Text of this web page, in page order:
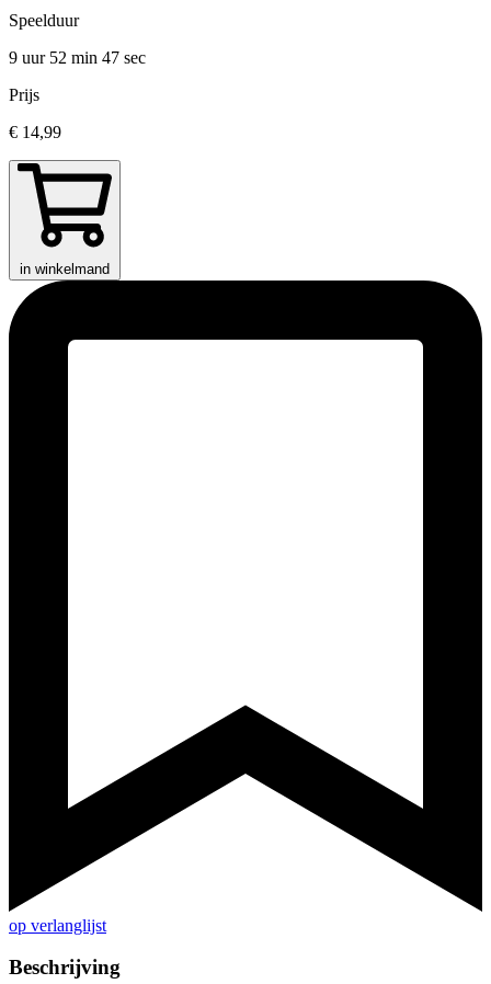
Speelduur
9 uur 52 min 47 sec
Prijs
€ 14,99
in winkelmand
op verlanglijst
Beschrijving